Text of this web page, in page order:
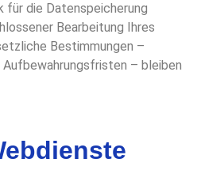
für die Datenspeicherung
Bearbeitung Ihres
Bestimmungen –
– bleiben